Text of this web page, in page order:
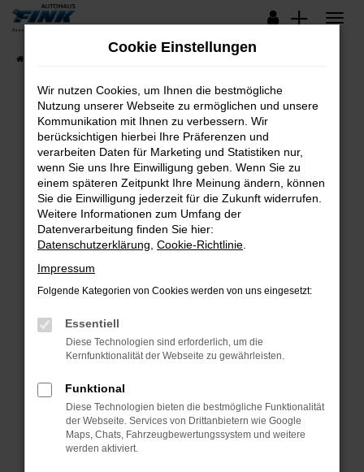
Zum
springen
Lagerfahrzeuge
Fehler: Network Error
Beim Laden ist ein Fehler aufgetreten.
Hier sind ein paar Tipps, die dir helfen können:
Überprüfe deine Firewall und deine
Internetverbindung.
Laden andere Webseiten, zum Beispiel deine
Suchmaschine?
Prüfe deine Browsererweiterungen.
können das Laden bestimmter Seiten
verhindern. Funktioniert die Seite in einem
anderen Browser oder in einem privaten
Starte dein Gerät neu.
Das kann manchmal helfen, vorübergehende
Probleme zu beheben.
Cookie Einstellungen
Wir nutzen Cookies, um Ihnen die bestmögliche
Nutzung unserer Webseite zu ermöglichen und unsere
Kommunikation mit Ihnen zu verbessern. Wir
berücksichtigen hierbei Ihre Präferenzen und
verarbeiten Daten für Marketing und Statistiken nur,
wenn Sie uns Ihre Einwilligung geben. Wenn Sie zu
einem späteren Zeitpunkt Ihre Meinung ändern, können
Sie die Einwilligung jederzeit für die Zukunft widerrufen.
Weitere Informationen zum Umfang der
Datenverarbeitung finden Sie hier:
Datenschutzerklärung Cookie-Richtlinie
Impressum
Folgende Kategorien von Cookies werden von uns eingesetzt:
Essentiell
Diese Technologien sind erforderlich, um die
Kernfunktionalität der Webseite zu gewährleisten.
Funktional
Diese Technologien bieten die bestmögliche Funktionalität
der Webseite. Services von Drittanbietern wie Google
Maps, Chats, Fahrzeugbewertungssystem und weitere
werden aktiviert.